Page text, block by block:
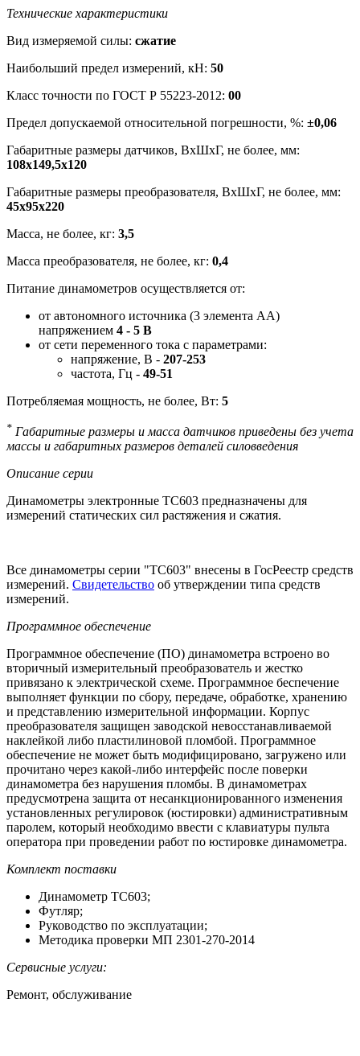
Технические характеристики
Вид измеряемой силы: сжатие
Наибольший предел измерений, кН: 50
Класс точности по ГОСТ Р 55223-2012: 00
Предел допускаемой относительной погрешности, %: ±0,06
Габаритные размеры датчиков, ВхШхГ, не более, мм:
108х149,5х120
Габаритные размеры преобразователя, ВхШхГ, не более, мм:
45х95х220
Масса, не более, кг: 3,5
Масса преобразователя, не более, кг: 0,4
Питание динамометров осуществляется от:
от автономного источника (3 элемента АА)
напряжением 4 - 5 В
от сети переменного тока с параметрами:
напряжение, В - 207-253
частота, Гц - 49-51
Потребляемая мощность, не более, Вт: 5
* Габаритные размеры и масса датчиков приведены без учета
массы и габаритных размеров деталей силовведения
Описание серии
Динамометры электронные ТС603 предназначены для
измерений статических сил растяжения и сжатия.
Все динамометры серии "ТС603" внесены в ГосРеестр средств
измерений. Свидетельство об утверждении типа средств
измерений.
Программное обеспечение
Программное обеспечение (ПО) динамометра встроено во
вторичный измерительный преобразователь и жестко
привязано к электрической схеме. Программное беспечение
выполняет функции по сбору, передаче, обработке, хранению
и представлению измерительной информации. Корпус
преобразователя защищен заводской невосстанавливаемой
наклейкой либо пластилиновой пломбой. Программное
обеспечение не может быть модифицировано, загружено или
прочитано через какой-либо интерфейс после поверки
динамометра без нарушения пломбы. В динамометрах
предусмотрена защита от несанкционированного изменения
установленных регулировок (юстировки) административным
паролем, который необходимо ввести с клавиатуры пульта
оператора при проведении работ по юстировке динамометра.
Комплект поставки
Динамометр ТС603;
Футляр;
Руководство по эксплуатации;
Методика проверки МП 2301-270-2014
Сервисные услуги:
Ремонт, обслуживание